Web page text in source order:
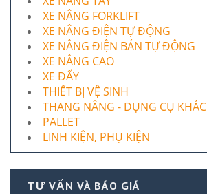
XE NÂNG FORKLIFT
XE NÂNG ĐIỆN TỰ ĐỘNG
XE NÂNG ĐIỆN BÁN TỰ ĐỘNG
XE NÂNG CAO
XE ĐẨY
THIẾT BỊ VỆ SINH
THANG NÂNG - DỤNG CỤ KHÁC
PALLET
LINH KIỆN, PHỤ KIỆN
TƯ VẤN VÀ BÁO GIÁ